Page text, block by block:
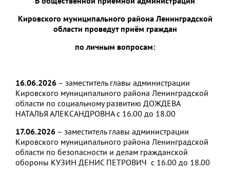
Кировского муниципального района Ленинградской
области проведут приём граждан
по личным вопросам:
16.06.2026 – заместитель главы администрации
Кировского муниципального района Ленинградской
области по социальному развитию ДОЖДЕВА
НАТАЛЬЯ АЛЕКСАНДРОВНА с 16.00 до 18.00
17.06.2026 – заместитель главы администрации
Кировского муниципального района Ленинградской
области по безопасности и делам гражданской
обороны КУЗИН ДЕНИС ПЕТРОВИЧ с 16.00 до 18.00